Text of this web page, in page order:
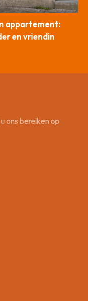
appartement:
en vriendin
ons bereiken op